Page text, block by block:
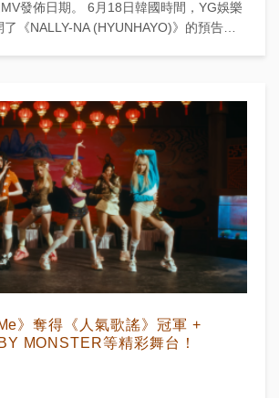
月18日韓國時間，YG娛樂
《NALLY-NA (HYUNHAYO)》的預告海
》奪得《人氣歌謠》冠軍 +
MONSTER等精彩舞台！